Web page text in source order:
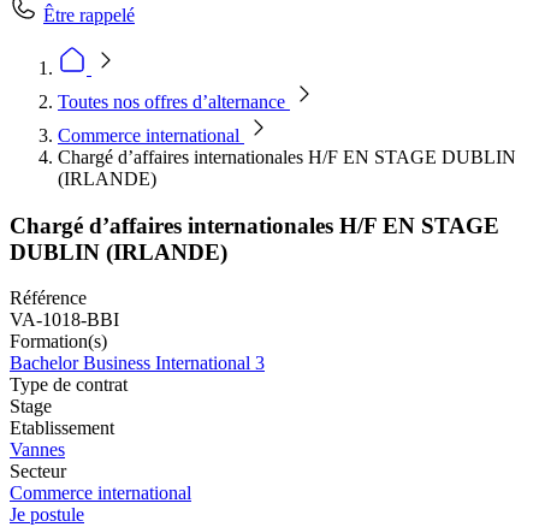
Être rappelé
Toutes nos offres d’alternance
Commerce international
Chargé d’affaires internationales H/F EN STAGE DUBLIN
(IRLANDE)
Chargé d’affaires internationales H/F EN STAGE
DUBLIN (IRLANDE)
Référence
VA-1018-BBI
Formation(s)
Bachelor Business International 3
Type de contrat
Stage
Etablissement
Vannes
Secteur
Commerce international
Je postule